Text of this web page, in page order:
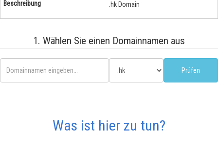
.hk Domain
1. Wählen Sie einen Domainnamen aus
Was ist hier zu tun?